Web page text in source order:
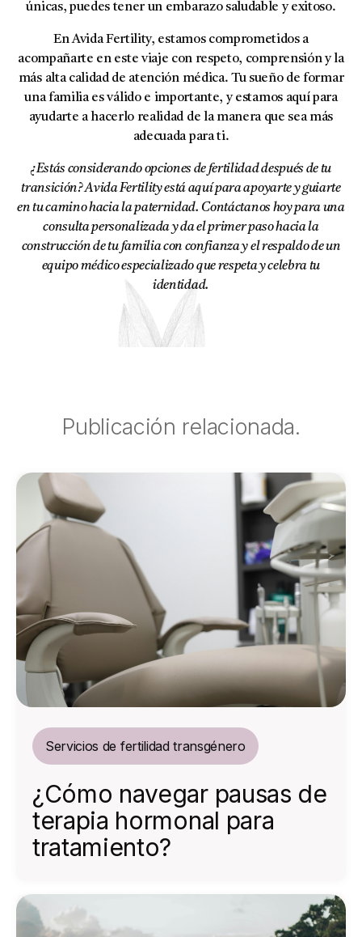
únicas, puedes tener un embarazo saludable y exitoso.
En Avida Fertility, estamos comprometidos a
acompañarte en este viaje con respeto, comprensión y la
más alta calidad de atención médica. Tu sueño de formar
una familia es válido e importante, y estamos aquí para
ayudarte a hacerlo realidad de la manera que sea más
adecuada para ti.
¿Estás considerando opciones de fertilidad después de tu
transición? Avida Fertility está aquí para apoyarte y guiarte
en tu camino hacia la paternidad. Contáctanos hoy para una
consulta personalizada y da el primer paso hacia la
construcción de tu familia con confianza y el respaldo de un
equipo médico especializado que respeta y celebra tu
identidad.
Publicación relacionada.
Servicios de fertilidad transgénero
¿Cómo navegar pausas de
terapia hormonal para
tratamiento?